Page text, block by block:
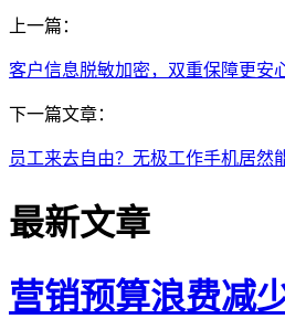
上一篇：
客户信息脱敏加密，双重保障更安
下一篇文章：
员工来去自由？无极工作手机居然
最新文章
营销预算浪费减